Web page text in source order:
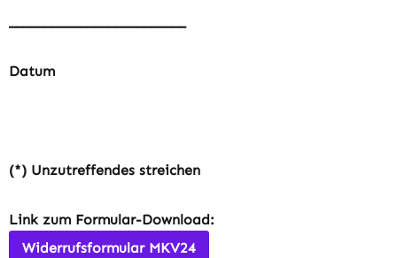
_________________________
Datum
(*) Unzutreffendes streichen
Link zum Formular-Download:
Widerrufsformular MKV24